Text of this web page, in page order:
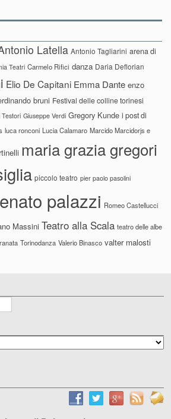
Latella Antonio Tagliarini arena di
Teatri Carmelo Rifici danza Daria Deflorian
Elio De Capitani Emma Dante enzo
bruni Festival delle colline torinesi
Testori Giuseppe Verdi Gregory Kunde i post di
luca ronconi Lucia Calamaro Marcido Marcidorjs e
maria grazia gregori
piccolo teatro pier paolo pasolini
palazzi Romeo Castellucci
Massini Teatro alla Scala teatro delle albe
Torinodanza Valerio Binasco valter malosti